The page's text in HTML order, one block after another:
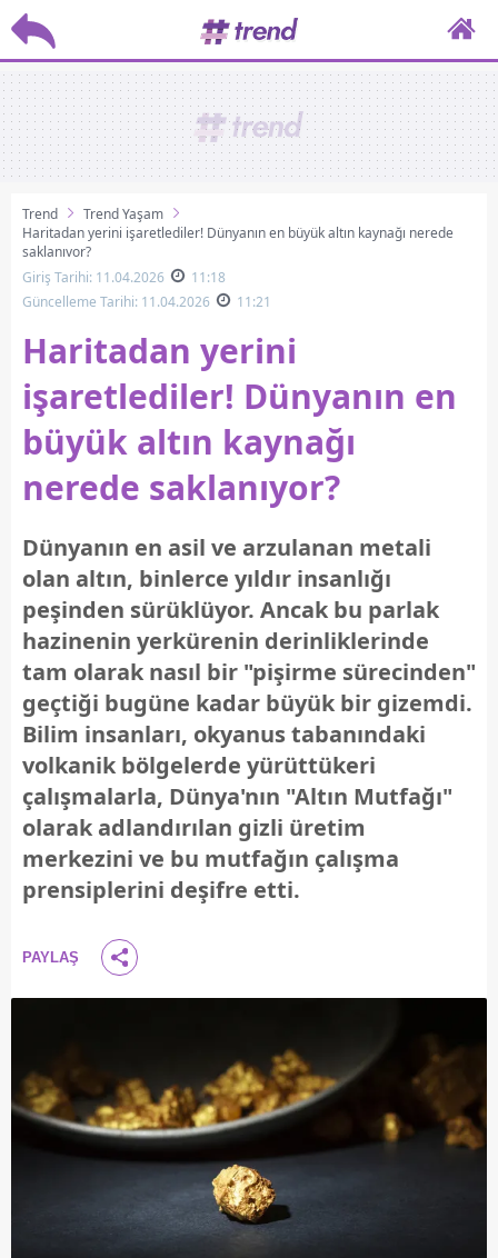
Trend
Trend Yaşam
Haritadan yerini işaretlediler! Dünyanın en büyük altın kaynağı nerede
saklanıyor?
Giriş Tarihi: 11.04.2026
11:18
Güncelleme Tarihi: 11.04.2026
11:21
Haritadan yerini
işaretlediler! Dünyanın en
büyük altın kaynağı
nerede saklanıyor?
Dünyanın en asil ve arzulanan metali
olan altın, binlerce yıldır insanlığı
peşinden sürüklüyor. Ancak bu parlak
hazinenin yerkürenin derinliklerinde
tam olarak nasıl bir "pişirme sürecinden"
geçtiği bugüne kadar büyük bir gizemdi.
Bilim insanları, okyanus tabanındaki
volkanik bölgelerde yürüttükeri
çalışmalarla, Dünya'nın "Altın Mutfağı"
olarak adlandırılan gizli üretim
merkezini ve bu mutfağın çalışma
prensiplerini deşifre etti.
PAYLAŞ